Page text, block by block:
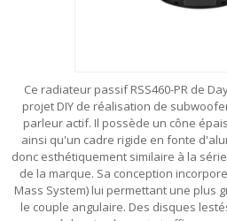
Ce radiateur passif RSS460-PR de
projet DIY de réalisation de
parleur actif. Il possède un cône
ainsi qu'un cadre rigide en fonte
donc esthétiquement similaire à la
de la marque. Sa conception
Mass System) lui permettant une plus
le couple angulaire. Des disques